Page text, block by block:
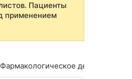
Пациенты
применением
Фармакологическое действие